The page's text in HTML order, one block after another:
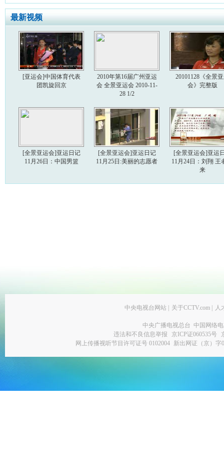
最新视频
[亚运会]中国体育代表
团凯旋回京
2010年第16届广州亚运
会 全景亚运会 2010-11-
28 1/2
20101128《全景
会》完整版
[全景亚运会]亚运日记
11月26日：中国男篮
[全景亚运会]亚运日记
11月25日:美丽的志愿者
[全景亚运会]亚运
11月24日：刘翔 王
来
中央电视台网站 关于CCTV.com 人
中央广播电视总台 中国网络
违法和不良信息举报
京ICP证060535号
网上传播视听节目许可证号 0102004 新出网证（京）